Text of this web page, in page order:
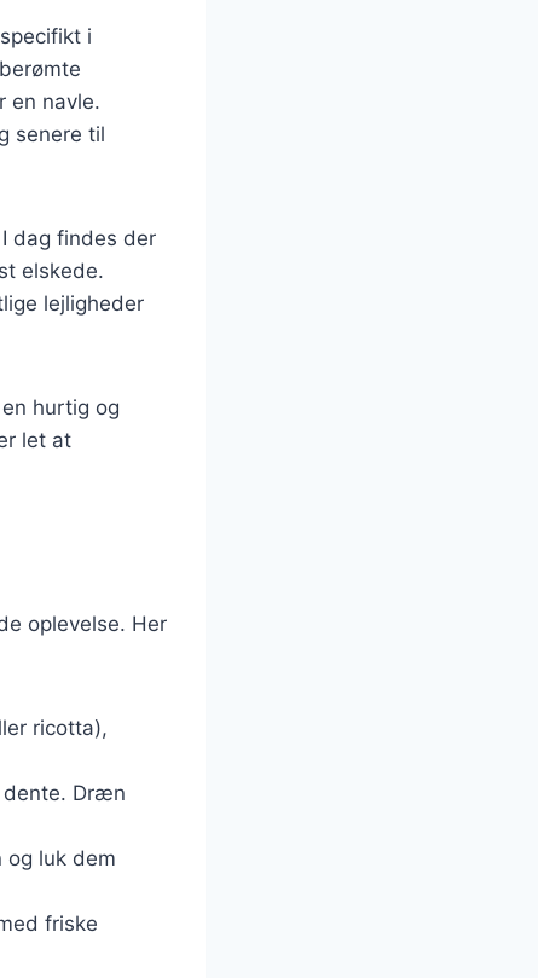
i
en navle.
senere til
dag findes der
elskede.
lejligheder
hurtig og
let at
oplevelse. Her
ricotta),
dente. Dræn
og luk dem
friske